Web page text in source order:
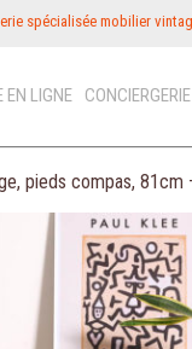
spécialisée mobilier
EN LIGNE
pieds compas, 81cm